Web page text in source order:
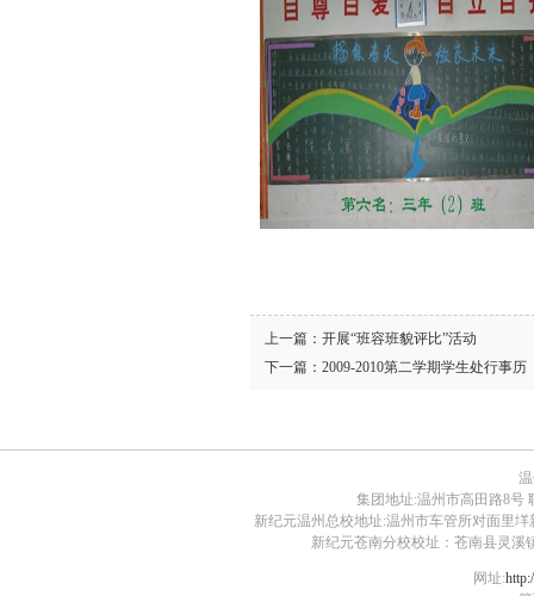
上一篇： 开展“班容班貌评比”活动
下一篇： 2009-2010第二学期学生处行事历
集团地址:温州市高田路8号
新纪元温州总校地址:温州市车管所对面里垟
新纪元苍南分校校址：苍南县灵溪
网址: